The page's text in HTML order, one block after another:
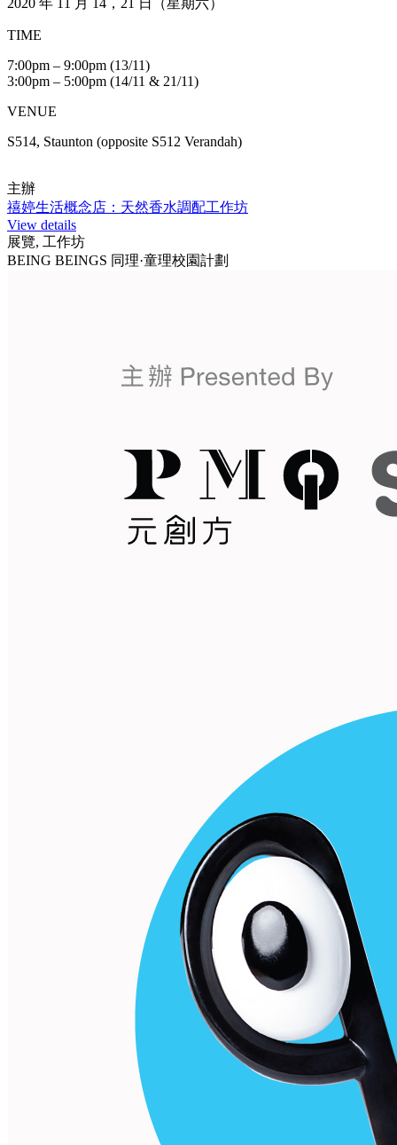
2020 年 11 月 14，21 日（星期六）
TIME
7:00pm – 9:00pm (13/11)
3:00pm – 5:00pm (14/11 & 21/11)
VENUE
S514, Staunton (opposite S512 Verandah)
主辦
禧婷生活概念店：天然香水調配工作坊
View details
展覽, 工作坊
BEING BEINGS 同理·童理校園計劃